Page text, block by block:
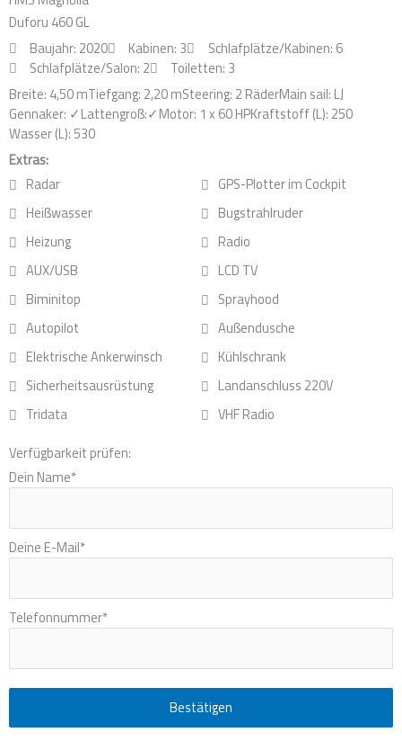
o
k
i
n a
m
Duforu 460 GL
Baujahr: 2020
Kabinen: 3
Schlafplätze/Kabinen: 6
Schlafplätze/Salon: 2
Toiletten: 3
Breite: 4,50 mTiefgang: 2,20 mSteering: 2 RäderMain sail: LJ
Gennaker: ✓Lattengroß:✓Motor: 1 x 60 HPKraftstoff (L): 250
Wasser (L): 530
Extras:
Radar
GPS-Plotter im Cockpit
Heißwasser
Bugstrahlruder
Heizung
Radio
AUX/USB
LCD TV
Biminitop
Sprayhood
Autopilot
Außendusche
Elektrische Ankerwinsch
Kühlschrank
Sicherheitsausrüstung
Landanschluss 220V
Tridata
VHF Radio
Verfügbarkeit prüfen:
Dein Name*
Deine E-Mail*
Telefonnummer*
Bestätigen